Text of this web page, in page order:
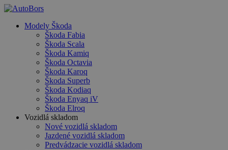
Skip
main
search
Menu
Modely Škoda
Škoda Fabia
Škoda Scala
Škoda Kamiq
Škoda Octavia
Škoda Karoq
Škoda Superb
Škoda Kodiaq
Škoda Enyaq iV
Škoda Elroq
Vozidlá skladom
Nové vozidlá skladom
Jazdené vozidlá skladom
Predvádzacie vozidlá skladom